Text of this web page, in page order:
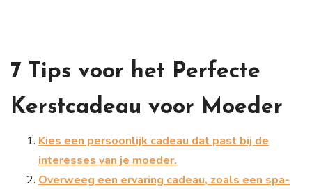
7 Tips voor het Perfecte
Kerstcadeau voor Moeder
Kies een persoonlijk cadeau dat past bij de
interesses van je moeder.
Overweeg een ervaring cadeau, zoals een spa-